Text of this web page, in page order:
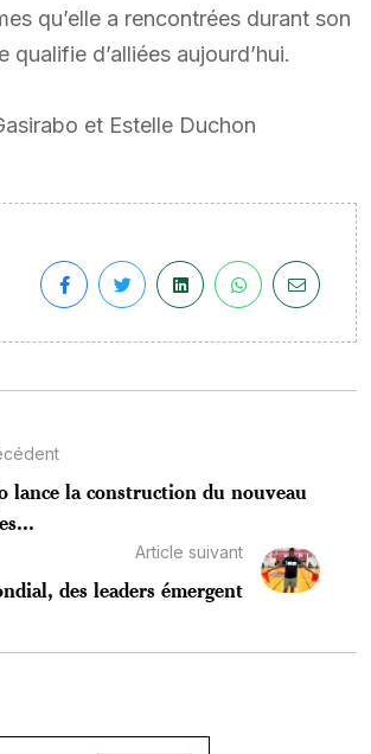
qu’elle a rencontrées durant son
qualifie d’alliées aujourd’hui.
et Estelle Duchon
lance la construction du nouveau
Article suivant
des leaders émergent